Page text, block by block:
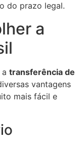
do prazo legal.
a
transferência de
vantagens
mais fácil e